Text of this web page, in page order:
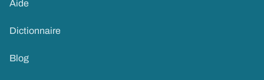
Aide
Dictionnaire
Blog